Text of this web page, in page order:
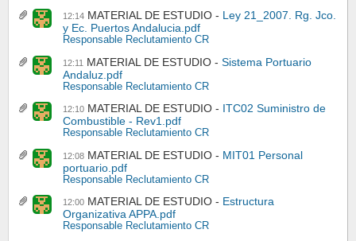
12:14 MATERIAL DE ESTUDIO
Ley 21_2007. Rg. Jco.
y Ec. Puertos Andalucia.pdf
Responsable Reclutamiento CR
12:11 MATERIAL DE ESTUDIO
Sistema Portuario
Andaluz.pdf
Responsable Reclutamiento CR
12:10 MATERIAL DE ESTUDIO
ITC02 Suministro de
Combustible - Rev1.pdf
Responsable Reclutamiento CR
12:08 MATERIAL DE ESTUDIO
MIT01 Personal
portuario.pdf
Responsable Reclutamiento CR
12:00 MATERIAL DE ESTUDIO
Estructura
Organizativa APPA.pdf
Responsable Reclutamiento CR